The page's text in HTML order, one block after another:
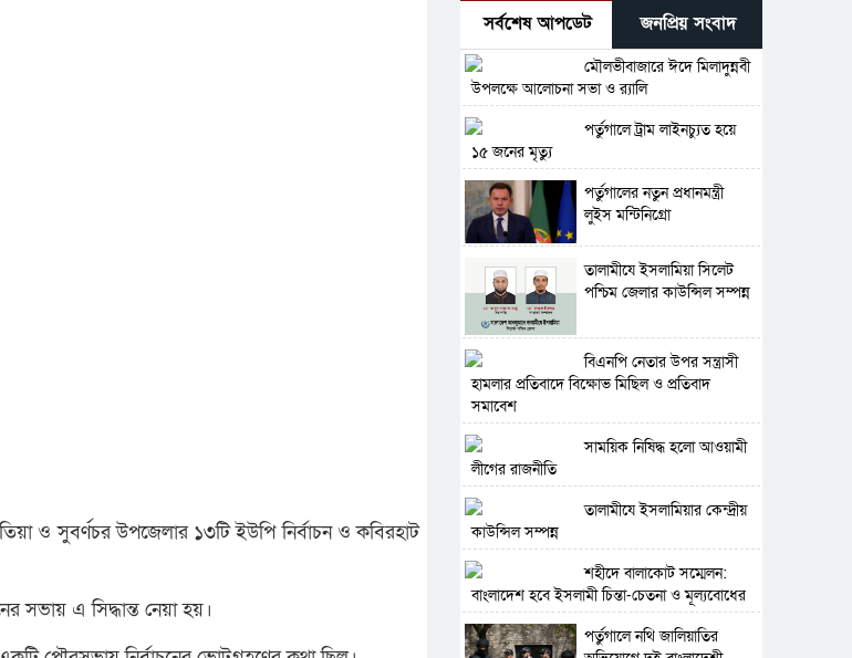
ও সুবর্ণচর উপজেলার ১৩টি ইউপি নির্বাচন ও কবিরহাট
সভায় এ সিদ্ধান্ত নেয়া হয়।
সর্বশেষ আপডেট জনপ্রিয় সংবাদ
মৌলভীবাজারে ঈদে মিলাদুন্নবী
উপলক্ষে আলোচনা সভা ও র‍্যালি
পর্তুগালে ট্রাম লাইনচ্যুত হয়ে
১৫ জনের মৃত্যু
পর্তুগালের নতুন প্রধানমন্ত্রী
লুইস মন্টিনিগ্রো
‎তালামীযে ইসলামিয়া সিলেট
পশ্চিম জেলার কাউন্সিল সম্পন্ন
বিএনপি নেতার উপর সন্ত্রাসী
হামলার প্রতিবাদে বিক্ষোভ মিছিল ও প্রতিবাদ
সমাবেশ
সাময়িক নিষিদ্ধ হলো আওয়ামী
লীগের রাজনীতি
‎তালামীযে ইসলামিয়ার কেন্দ্রীয়
কাউন্সিল সম্পন্ন
শহীদে বালাকোট সম্মেলন:
বাংলাদেশ হবে ইসলামী চিন্তা-চেতনা ও মূল্যবোধের
পর্তুগালে নথি জালিয়াতির